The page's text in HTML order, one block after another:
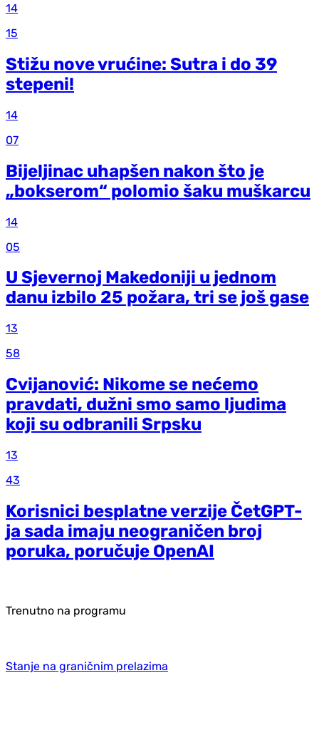
14
15
Stižu nove vrućine: Sutra i do 39
stepeni!
14
07
Bijeljinac uhapšen nakon što je
„bokserom“ polomio šaku muškarcu
14
05
U Sjevernoj Makedoniji u jednom
danu izbilo 25 požara, tri se još gase
13
58
Cvijanović: Nikome se nećemo
pravdati, dužni smo samo ljudima
koji su odbranili Srpsku
13
43
Korisnici besplatne verzije ČetGPT-
ja sada imaju neograničen broj
poruka, poručuje OpenAI
Trenutno na programu
Stanje na graničnim prelazima